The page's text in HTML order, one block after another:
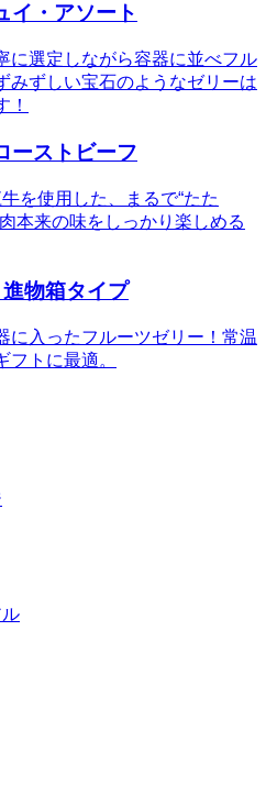
イ・アソート
に選定しながら容器に並べフル
みずしい宝石のようなゼリーは
！
ーストビーフ
を使用した、まるで“たた
本来の味をしっかり楽しめる
物箱タイプ
に入ったフルーツゼリー！常温
トに最適。